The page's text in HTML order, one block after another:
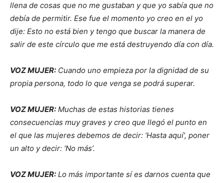
llena de cosas que no me gustaban y que yo sabía que no
debía de permitir. Ese fue el momento yo creo en el yo
dije: Esto no está bien y tengo que buscar la manera de
salir de este círculo que me está destruyendo día con día.
VOZ MUJER: Cuando uno empieza por la dignidad de su
propia persona, todo lo que venga se podrá superar.
VOZ MUJER: Muchas de estas historias tienes
consecuencias muy graves y creo que llegó el punto en
el que las mujeres debemos de decir: ‘Hasta aquí’, poner
un alto y decir: ‘No más’.
VOZ MUJER: Lo más importante sí es darnos cuenta que